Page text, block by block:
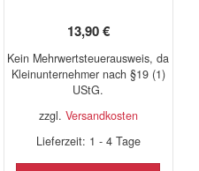
13,90€
Kein Mehrwertsteuerausweis, da
Kleinunternehmer nach §19 (1)
UStG.
zzgl. Versandkosten
Lieferzeit: 1 - 4 Tage